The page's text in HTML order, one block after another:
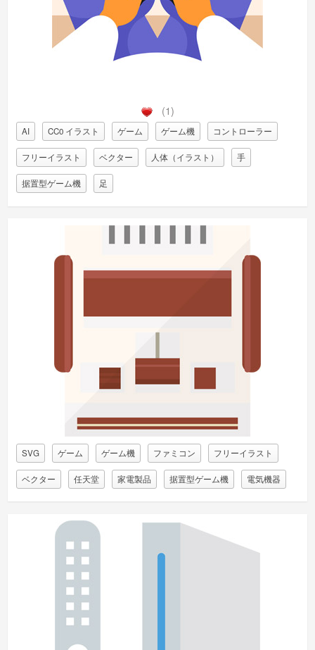
(1)
AI CC0 イラスト ゲーム ゲーム機 コントローラー
フリーイラスト ベクター 人体（イラスト） 手
据置型ゲーム機 足
SVG ゲーム ゲーム機 ファミコン フリーイラスト
ベクター 任天堂 家電製品 据置型ゲーム機 電気機器